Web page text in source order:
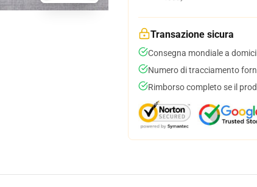
Transazione sicura
Consegna mondiale a
Numero di tracciamento
Rimborso completo se il